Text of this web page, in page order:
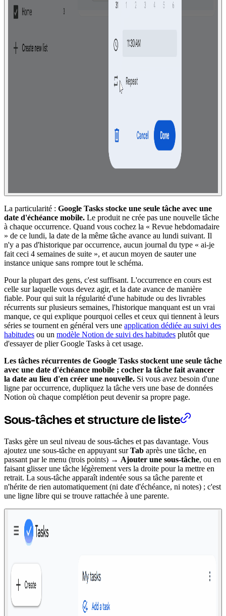
La particularité : Google Tasks stocke une seule tâche avec une
date d'échéance mobile. Le produit ne crée pas une nouvelle tâche
à chaque occurrence. Quand vous cochez la « Revue hebdomadaire
» de ce lundi, la date de la même tâche avance au lundi suivant. Il
n'y a pas d'historique par occurrence, aucun journal du type « ai-je
fait ceci 4 semaines de suite », et aucun moyen de sauter une
instance unique sans rompre tout le schéma.
Pour la plupart des gens, c'est suffisant. L'occurrence en cours est
celle sur laquelle vous devez agir, et la date avance de manière
fiable. Pour qui suit la régularité d'une habitude ou des livrables
récurrents sur plusieurs semaines, l'historique manquant est un vrai
manque, ce qui explique pourquoi celles et ceux qui tiennent à leurs
séries se tournent en général vers une application dédiée au suivi des
habitudes ou un modèle Notion de suivi des habitudes plutôt que
d'essayer de plier Google Tasks à cet usage.
Les tâches récurrentes de Google Tasks stockent une seule tâche
avec une date d'échéance mobile ; cocher la tâche fait avancer
la date au lieu d'en créer une nouvelle. Si vous avez besoin d'une
ligne par occurrence, dupliquez la tâche vers une base de données
Notion où chaque complétion peut devenir sa propre page.
Sous-tâches et structure de liste
Tasks gère un seul niveau de sous-tâches et pas davantage. Vous
ajoutez une sous-tâche en appuyant surTab après une tâche, en
passant par le menu (trois points) → Ajouter une sous-tâche, ou en
faisant glisser une tâche légèrement vers la droite pour la mettre en
retrait. La sous-tâche apparaît indentée sous sa tâche parente et
n'hérite de rien automatiquement (ni date d'échéance, ni notes) ; c'est
une ligne libre qui se trouve rattachée à une parente.